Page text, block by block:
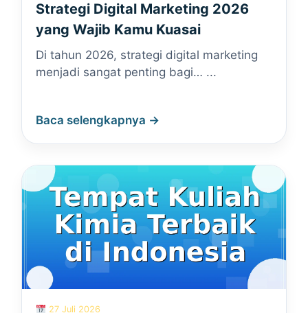
Strategi Digital Marketing 2026
yang Wajib Kamu Kuasai
Di tahun 2026, strategi digital marketing
menjadi sangat penting bagi… ...
Baca selengkapnya →
27 Juli 2026